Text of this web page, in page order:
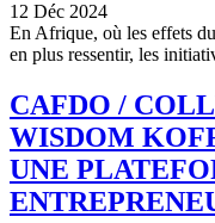
12 Déc 2024
En Afrique, où les effets
en plus ressentir, les
CAFDO /
WISDOM
UNE